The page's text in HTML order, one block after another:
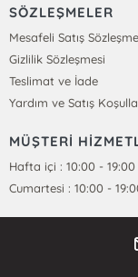
SÖZLEŞMELER
Mesafeli Satış
Gizlilik Sözleşmesi
Teslimat ve İade
Yardım ve Satış
MÜŞTERİ
Hafta içi : 10:00 - 19:00
Cumartesi : 10:00 -